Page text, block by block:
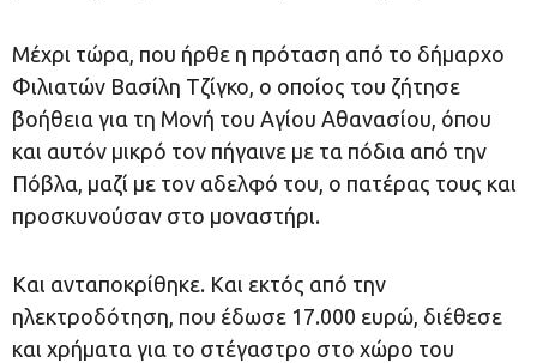
Μέχρι τώρα, που ήρθε η πρόταση από το δήμαρχο
Φιλιατών Βασίλη Τζίγκο, ο οποίος του ζήτησε
βοήθεια για τη Μονή του Αγίου Αθανασίου, όπου
και αυτόν μικρό τον πήγαινε με τα πόδια από την
Πόβλα, μαζί με τον αδελφό του, ο πατέρας τους και
προσκυνούσαν στο μοναστήρι.
Και ανταποκρίθηκε. Και εκτός από την
ηλεκτροδότηση, που έδωσε 17.000 ευρώ, διέθεσε
και χρήματα για το στέγαστρο στο χώρο του